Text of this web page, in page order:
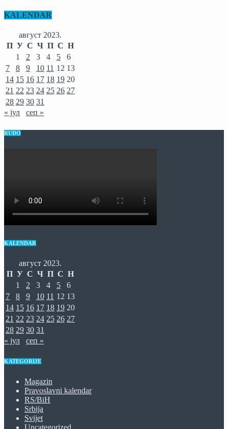
KALENDAR
август 2023.
П У С Ч П С Н
1
2 3 4 5
6
7
8 9 10 11 12 13
14 15 16 17 18 19 20
21 22 23 24 25 26 27
28 29 30 31
« јул
сеп »
RUDO
KALENDAR
август 2023.
П У С Ч П С Н
1
2 3 4 5
6
7
8 9 10 11 12 13
14 15 16 17 18 19 20
21 22 23 24 25 26 27
28 29 30 31
« јул
сеп »
KATEGORIJE
Magazin
Pravoslavni kalendar
RS/BiH
Srbija
Svijet